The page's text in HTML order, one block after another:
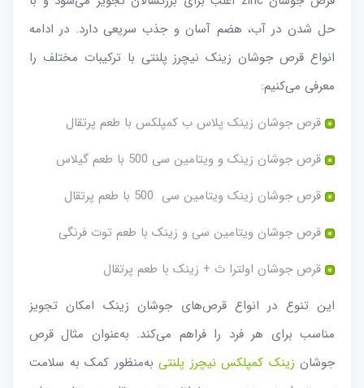
حل شدن در آب، هضم آسان و جذب سریعی دارد. در ادامه
انواع قرص جوشان زینک نیچرز پلنتی با ترکیبات مختلف را
معرفی می‌کنیم:
قرص جوشان زینک پلاس ب کمپلکس با طعم پرتقال
قرص جوشان زینک و ویتامین سی 500 با طعم گیلاس
قرص جوشان زینک ویتامین سی 500 با طعم پرتقال
قرص جوشان ویتامین سی و زینک با طعم توت فرنگی
قرص جوشان اولترا ث + زینک با طعم پرتقال
این تنوع در انواع قرص‌های جوشان زینک امکان تجویز
مناسب برای هر فرد را فراهم می‌کند. به‌عنوان مثال قرص
جوشان زینک کمپلکس نیچرز پلنتی به‌منظور کمک به سلامت